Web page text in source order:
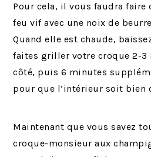
Pour cela, il vous faudra faire
feu vif avec une noix de
Quand elle est chaude,
faites griller votre croque 2-3
côté, puis 6 minutes
pour que l’intérieur soit bien
Maintenant que vous savez
croque-monsieur aux